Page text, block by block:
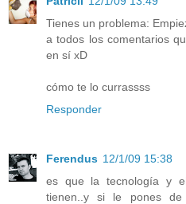
Tienes un problema:
a todos los comentarios
en sí xD
cómo te lo currassss
Responder
Ferendus 12/1/09 15:38
es que la tecnología y
tienen..y si le pones